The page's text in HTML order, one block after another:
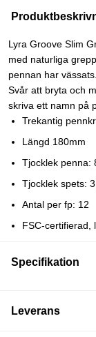
Lyra Groove Slim
med naturliga
pennan har
Svår att bryta och
skriva ett namn på
Trekantig
Längd 180mm
Tjocklek penna:
Tjocklek spets:
Antal per fp: 12
FSC-certifierad,
Specifikation
Leverans